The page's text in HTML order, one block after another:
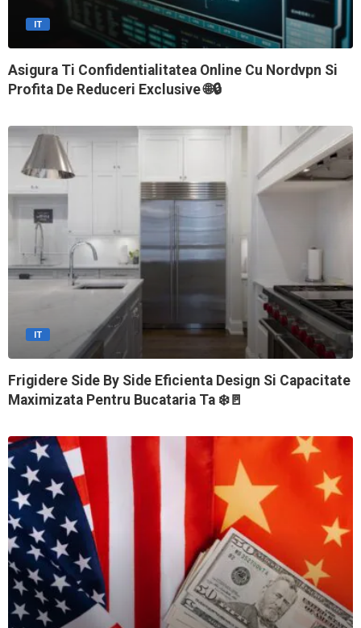
IT
Asigura Ti Confidentialitatea Online Cu Nordvpn Si
Profita De Reduceri Exclusive 🌐🔒
IT
Frigidere Side By Side Eficienta Design Si Capacitate
Maximizata Pentru Bucataria Ta ❄️🚪